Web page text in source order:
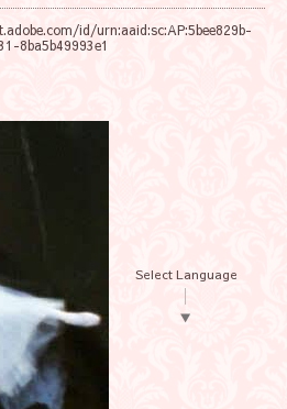
id/urn:aaid:sc:AP:5bee829b-
8ba5b49993e1
Select Language
▼